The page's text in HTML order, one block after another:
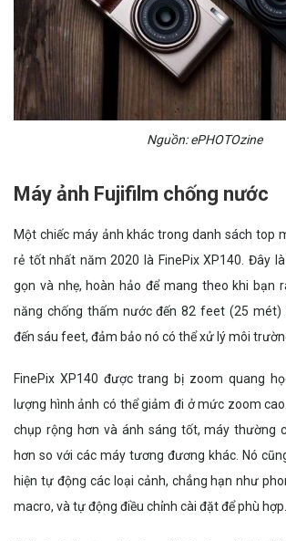
Nguồn: ePHOTOzine
Máy ảnh Fujifilm chống nước
Một chiếc máy ảnh khác trong danh sách top
rẻ tốt nhất năm 2020 là FinePix XP140. Đây
gọn và nhẹ, hoàn hảo để mang theo khi bạn
năng chống thấm nước đến 82 feet (25 mét)
đến sáu feet, đảm bảo nó có thể xử lý môi
FinePix XP140 được trang bị zoom quang
lượng hình ảnh có thể giảm đi ở mức zoom
chụp rộng hơn và ánh sáng tốt, máy thường
hơn so với các máy tương đương khác. Nó
hiện tự động các loại cảnh, chẳng hạn như
macro, và tự động điều chỉnh cài đặt để phù hợp.